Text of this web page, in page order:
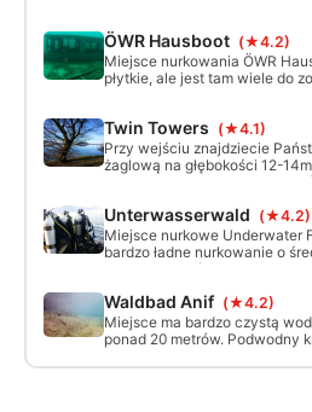
twarz. Perony znajdują się na
Szczególne cechy to autobus
można od spodu parkingu na
ÖWR Hausboot (★4.2)
Miejsce nurkowania ÖWR
płytkie, ale jest tam wiele do
Twin Towers (★4.1)
Przy wejściu znajdziecie
żaglową na głębokości 12-
kilku minutach dotrzesz do
Wieże.
Unterwasserwald (★4.2)
Miejsce nurkowe Underwater
bardzo ładne nurkowanie o
około 20 metrów. Wyjątkowe
sobie.
Waldbad Anif (★4.2)
Miejsce ma bardzo czystą
ponad 20 metrów. Podwodny
okonie. Maks. Głębokość